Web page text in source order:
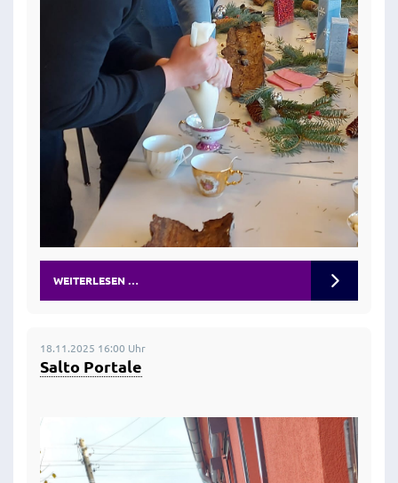
WEITERLESEN …
18.11.2025 16:00 Uhr
Salto Portale